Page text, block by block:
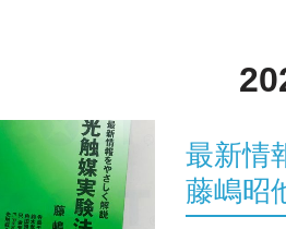
最新情
藤嶋昭